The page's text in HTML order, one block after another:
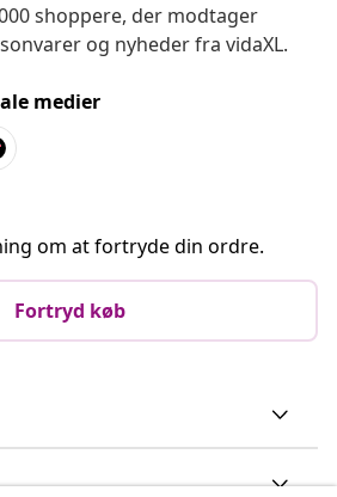
shoppere, der modtager
og nyheder fra vidaXL.
medier
om at fortryde din ordre.
Fortryd køb